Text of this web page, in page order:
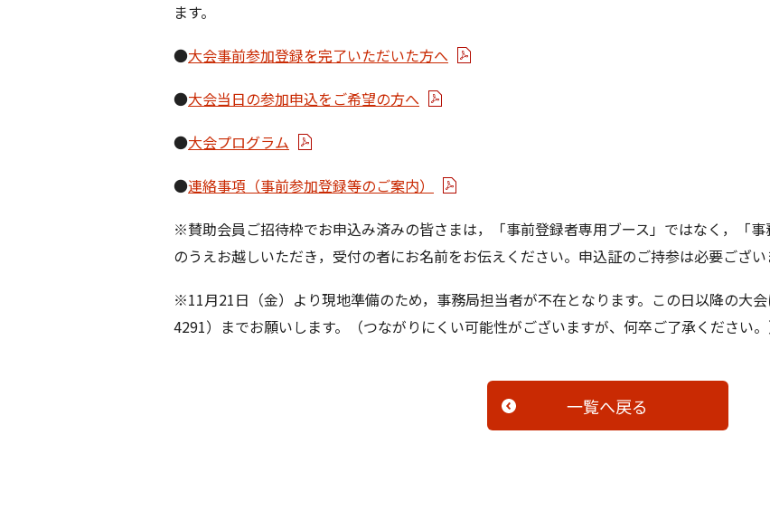
ます。
●大会事前参加登録を完了いただいた方へ
●大会当日の参加申込をご希望の方へ
●大会プログラム
●連絡事項（事前参加登録等のご案内）
※賛助会員ご招待枠でお申込み済みの皆さまは，「事前登録者専用ブース」ではなく，「
のうえお越しいただき，受付の者にお名前をお伝えください。申込証のご持参は必要ござい
※11月21日（金）より現地準備のため，事務局担当者が不在となります。この日以降の大
4291）までお願いします。（つながりにくい可能性がございますが、何卒ご了承ください。
一覧へ戻る